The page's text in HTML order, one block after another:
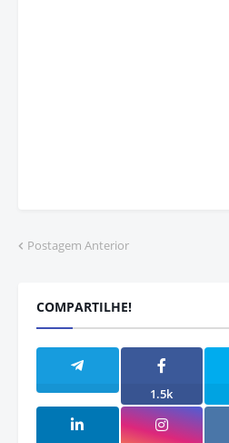
Postagem Anterior
COMPARTILHE!
1.5k